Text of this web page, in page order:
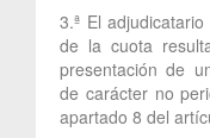
3.ª El
de la cuota
presentación de
de carácter no
apartado 8 del